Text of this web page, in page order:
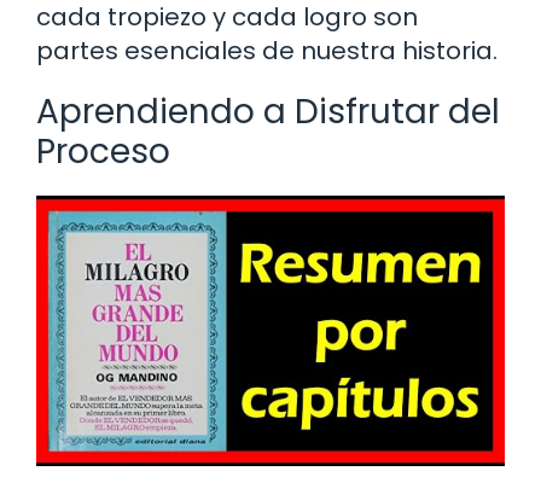
cada tropiezo y cada logro son
partes esenciales de nuestra historia.
Aprendiendo a Disfrutar del
Proceso